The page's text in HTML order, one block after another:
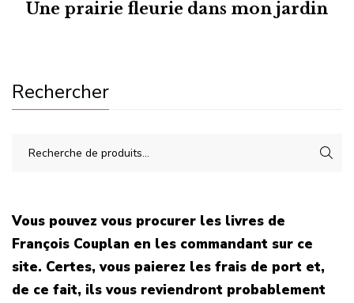
Une prairie fleurie dans mon jardin
Rechercher
Vous pouvez vous procurer les livres de
François Couplan en les commandant sur ce
site. Certes, vous paierez les frais de port et,
de ce fait, ils vous reviendront probablement